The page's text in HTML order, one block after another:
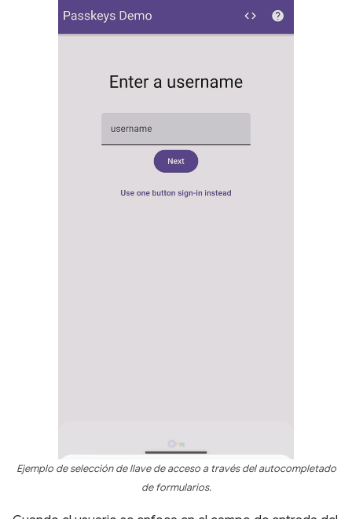
Ejemplo de selección de llave de acceso a través del autocompletado
de formularios.